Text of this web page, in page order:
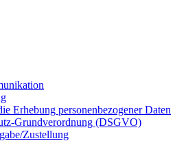
Erhebung personenbezogener Daten
Grundverordnung (DSGVO)
Zustellung